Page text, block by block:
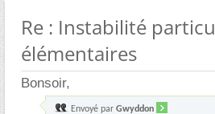
Re : Instabilité
élémentaires
Bonsoir,
Envoyé par Gwyddon